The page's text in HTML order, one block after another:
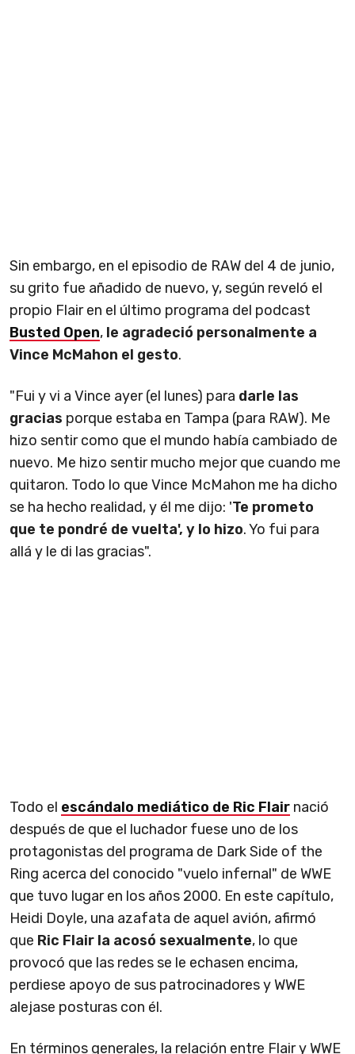
Sin embargo, en el episodio de RAW del 4 de junio,
su grito fue añadido de nuevo, y, según reveló el
propio Flair en el último programa del podcast
Busted Open, le agradeció personalmente a
Vince McMahon el gesto.
"Fui y vi a Vince ayer (el lunes) para darle las
gracias porque estaba en Tampa (para RAW). Me
hizo sentir como que el mundo había cambiado de
nuevo. Me hizo sentir mucho mejor que cuando me
quitaron. Todo lo que Vince McMahon me ha dicho
se ha hecho realidad, y él me dijo: 'Te prometo
que te pondré de vuelta', y lo hizo. Yo fui para
allá y le di las gracias".
Todo el escándalo mediático de Ric Flair nació
después de que el luchador fuese uno de los
protagonistas del programa de Dark Side of the
Ring acerca del conocido "vuelo infernal" de WWE
que tuvo lugar en los años 2000. En este capítulo,
Heidi Doyle, una azafata de aquel avión, afirmó
que Ric Flair la acosó sexualmente, lo que
provocó que las redes se le echasen encima,
perdiese apoyo de sus patrocinadores y WWE
alejase posturas con él.
En términos generales, la relación entre Flair y WWE